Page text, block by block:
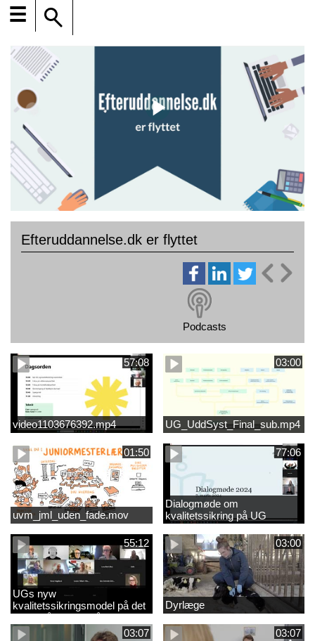
☰
Efteruddannelse.dk er flyttet
Podcasts
57:08
video1103676392.mp4
03:00
UG_UddSyst_Final_sub.mp4
01:50
uvm_jml_uden_fade.mov
77:06
Dialogmøde om
kvalitetssikring på UG
55:12
UGs nyw
kvalitetssikringsmodel på det
videregående område
03:00
Dyrlæge
03:07 03:07